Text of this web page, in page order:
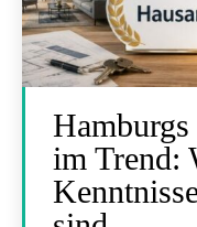
im Trend: